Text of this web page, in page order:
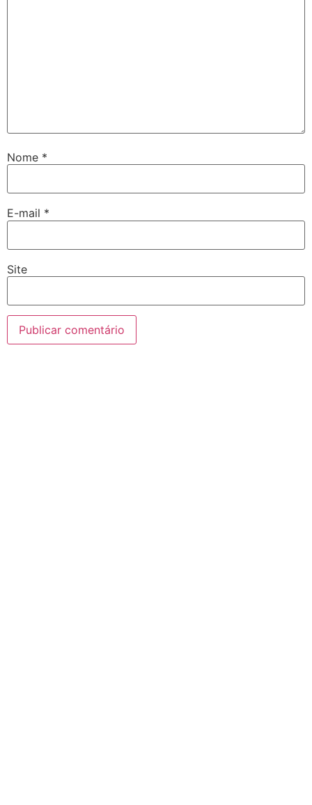
Nome *
E-mail *
Site